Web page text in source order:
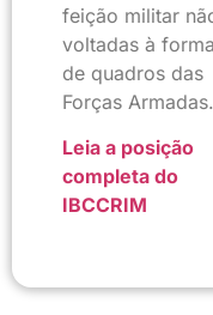
feição militar
voltadas à
de quadros das
Forças Armadas.
Leia a posição
completa do
IBCCRIM